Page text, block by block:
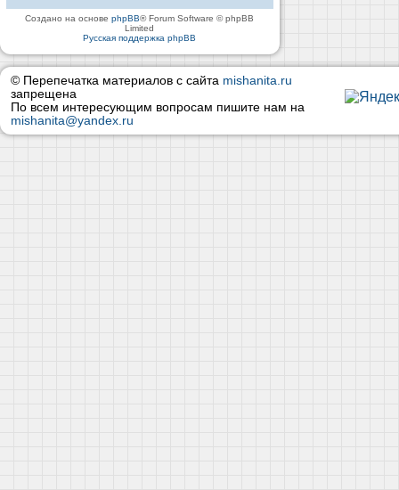
Создано на основеphpBB® Forum Software © phpBB
Limited
Русская поддержка phpBB
© Перепечатка материалов с сайта mishanita.ru
запрещена
По всем интересующим вопросам пишите нам на
mishanita@yandex.ru